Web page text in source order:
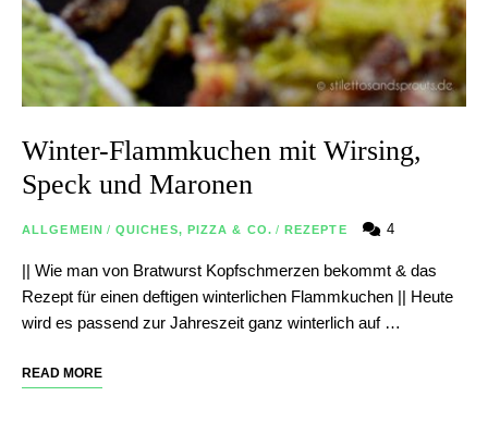
Winter-Flammkuchen mit Wirsing,
Speck und Maronen
ALLGEMEIN / QUICHES, PIZZA & CO. / REZEPTE 4
|| Wie man von Bratwurst Kopfschmerzen bekommt & das
Rezept für einen deftigen winterlichen Flammkuchen || Heute
wird es passend zur Jahreszeit ganz winterlich auf …
READ MORE